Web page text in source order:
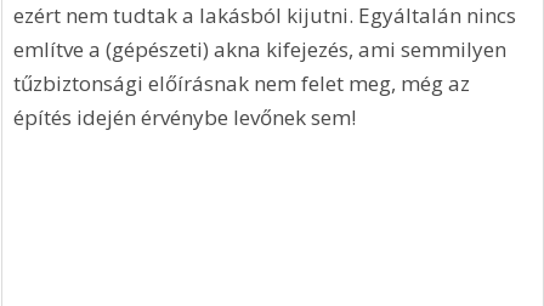
ezért nem tudtak a lakásból kijutni. Egyáltalán nincs
említve a (gépészeti) akna kifejezés, ami semmilyen
tűzbiztonsági előírásnak nem felet meg, még az
építés idején érvénybe levőnek sem!